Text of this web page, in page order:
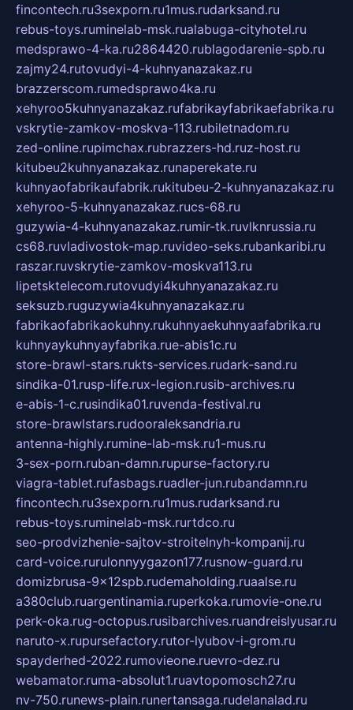
fincontech.ru3sexporn.ru1mus.rudarksand.ru
rebus-toys.ruminelab-msk.rualabuga-cityhotel.ru
medsprawo-4-ka.ru2864420.rublagodarenie-spb.ru
zajmy24.rutovudyi-4-kuhnyanazakaz.ru
brazzerscom.rumedsprawo4ka.ru
xehyroo5kuhnyanazakaz.rufabrikayfabrikaefabrika.ru
vskrytie-zamkov-moskva-113.rubiletnadom.ru
zed-online.rupimchax.rubrazzers-hd.ruz-host.ru
kitubeu2kuhnyanazakaz.runaperekate.ru
kuhnyaofabrikaufabrik.rukitubeu-2-kuhnyanazakaz.ru
xehyroo-5-kuhnyanazakaz.rucs-68.ru
guzywia-4-kuhnyanazakaz.rumir-tk.ruvlknrussia.ru
cs68.ruvladivostok-map.ruvideo-seks.rubankaribi.ru
raszar.ruvskrytie-zamkov-moskva113.ru
lipetsktelecom.rutovudyi4kuhnyanazakaz.ru
seksuzb.ruguzywia4kuhnyanazakaz.ru
fabrikaofabrikaokuhny.rukuhnyaekuhnyaafabrika.ru
kuhnyaykuhnyayfabrika.rue-abis1c.ru
store-brawl-stars.rukts-services.rudark-sand.ru
sindika-01.rusp-life.rux-legion.rusib-archives.ru
e-abis-1-c.rusindika01.ruvenda-festival.ru
store-brawlstars.rudooraleksandria.ru
antenna-highly.rumine-lab-msk.ru1-mus.ru
3-sex-porn.ruban-damn.rupurse-factory.ru
viagra-tablet.rufasbags.ruadler-jun.rubandamn.ru
fincontech.ru3sexporn.ru1mus.rudarksand.ru
rebus-toys.ruminelab-msk.rurtdco.ru
seo-prodvizhenie-sajtov-stroitelnyh-kompanij.ru
card-voice.rurulonnyygazon177.rusnow-guard.ru
domizbrusa-9x12spb.rudemaholding.ruaalse.ru
a380club.ruargentinamia.ruperkoka.rumovie-one.ru
perk-oka.rug-octopus.rusibarchives.ruandreislyusar.ru
naruto-x.rupursefactory.rutor-lyubov-i-grom.ru
spayderhed-2022.rumovieone.ruevro-dez.ru
webamator.ruma-absolut1.ruavtopomosch27.ru
nv-750.runews-plain.runertansaga.rudelanalad.ru